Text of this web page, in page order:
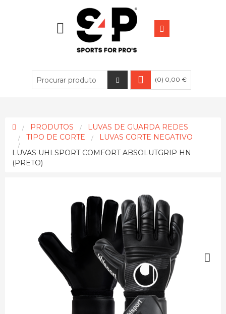
(0) 0,00 €
PRODUTOS
LUVAS DE GUARDA REDES
TIPO DE CORTE
LUVAS CORTE NEGATIVO
LUVAS UHLSPORT COMFORT ABSOLUTGRIP HN
(PRETO)